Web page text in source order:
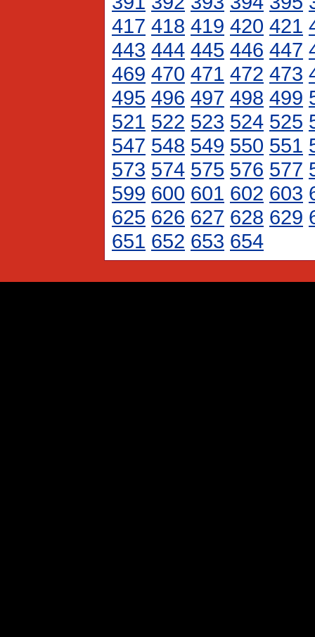
417 418 419 420 421
443 444 445 446 447
469 470 471 472 473
495 496 497 498 499
521 522 523 524 525
547 548 549 550 551
573 574 575 576 577
599 600 601 602 603
625 626 627 628 629
651 652 653 654